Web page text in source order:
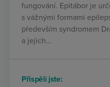
fungování. Epitábor je
s vážnými formami
především syndromem
a jejich…
Přispěli jste: